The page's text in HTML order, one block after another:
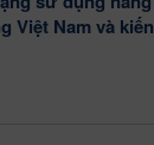
Việt Nam và kiến